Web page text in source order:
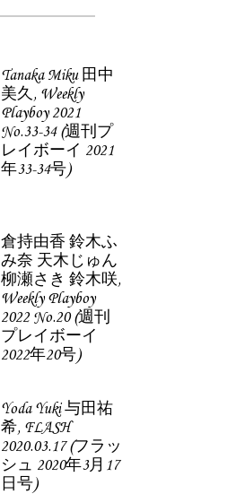
Tanaka Miku 田中
美久, Weekly
Playboy 2021
No.33-34 (週刊プ
レイボーイ 2021
年33-34号)
倉持由香 鈴木ふ
み奈 天木じゅん
柳瀬さき 鈴木咲,
Weekly Playboy
2022 No.20 (週刊
プレイボーイ
2022年20号)
Yoda Yuki 与田祐
希, FLASH
2020.03.17 (フラッ
シュ 2020年3月17
日号)